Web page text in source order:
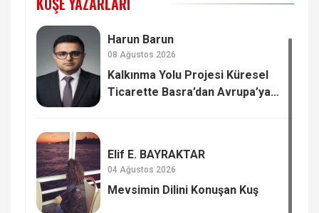
Harun Barun
08 Ağustos 2026
Kalkınma Yolu Projesi Küresel
Ticarette Basra’dan Avrupa’ya
Elif E. BAYRAKTAR
04 Ağustos 2026
Mevsimin Dilini Konuşan Kuş